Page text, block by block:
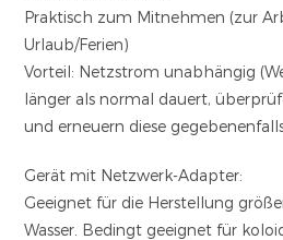
Praktisch zum Mitnehmen (zur
Urlaub/Ferien)
Vorteil: Netzstrom unabhängig
länger als normal dauert,
und erneuern diese
Gerät mit Netzwerk-Adapter:
Geeignet für die Herstellung
Wasser. Bedingt geeignet für